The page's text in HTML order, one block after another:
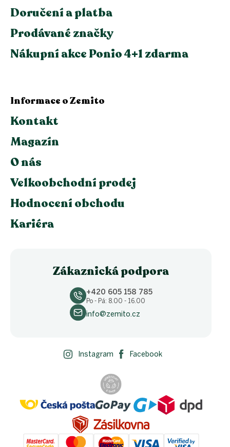
Doručení a platba
Prodávané značky
Nákupní akce Ponio 4+1 zdarma
Informace o Zemito
Kontakt
Magazín
O nás
Velkoobchodní prodej
Hodnocení obchodu
Kariéra
Zákaznická podpora
+420 605 158 785
Po - Pá: 8.00 - 16.00
info@zemito.cz
Instagram Facebook